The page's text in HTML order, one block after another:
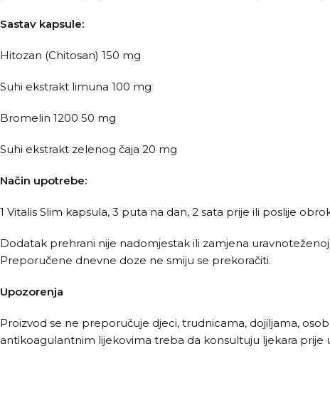
Sastav kapsule:
Hitozan (Chitosan) 150 mg
Suhi ekstrakt limuna 100 mg
Bromelin 1200 50 mg
Suhi ekstrakt zelenog čaja 20 mg
Način upotrebe:
1 Vitalis Slim kapsula, 3 puta na dan, 2 sata prije ili poslije
Dodatak prehrani nije nadomjestak ili zamjena
Preporučene dnevne doze ne smiju se prekoračiti.
Upozorenja
Proizvod se ne preporučuje djeci, trudnicama, dojiljama,
antikoagulantnim lijekovima treba da konsultuju ljekara prije